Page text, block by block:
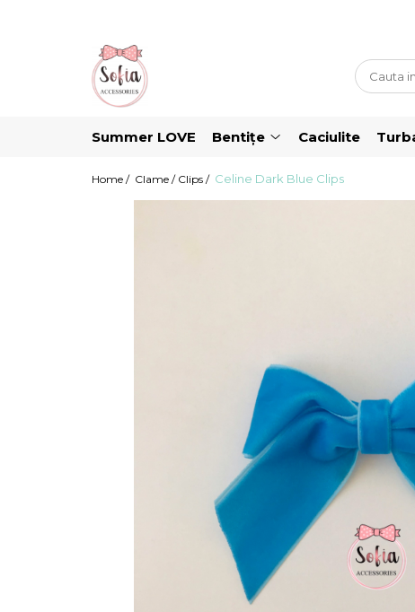
Luna Collection
Lina Collection
Summer LOVE Bentițe Caciulite
Home / Clame / Clips / Celine Dark Blue Clips